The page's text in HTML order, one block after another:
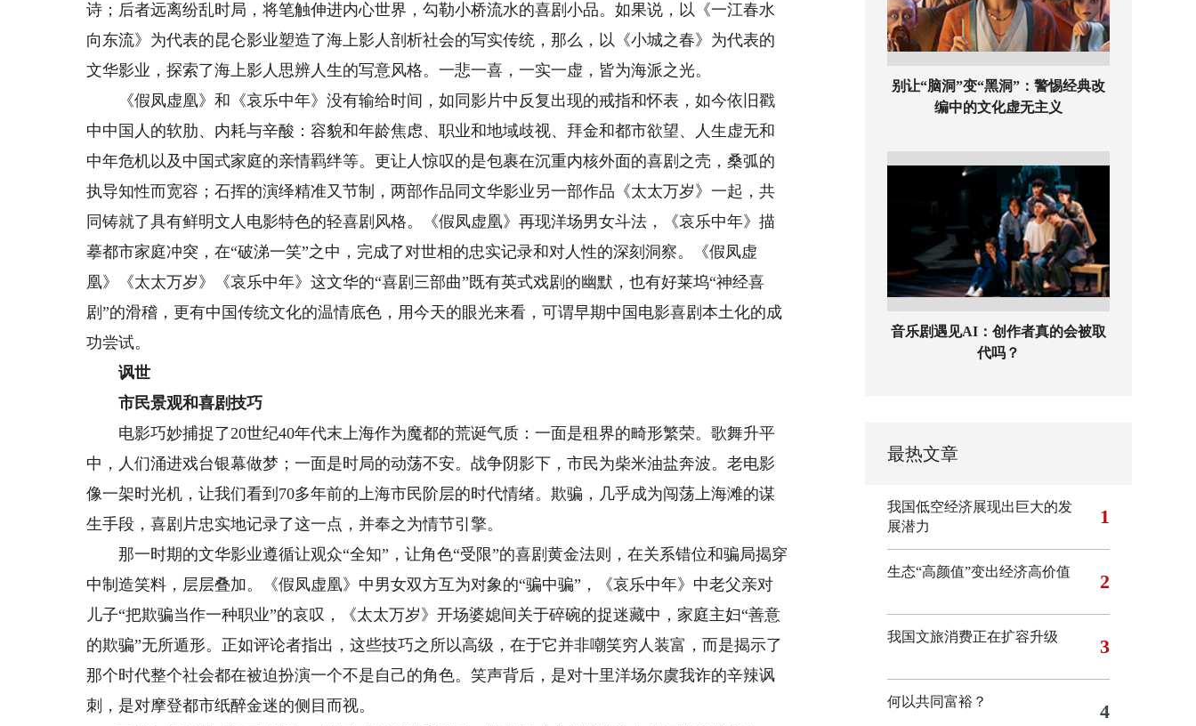
诗；后者远离纷乱时局，将笔触伸进内心世界，勾勒小桥流水的喜剧小品。如果说，以《一江春水
向东流》为代表的昆仑影业塑造了海上影人剖析社会的写实传统，那么，以《小城之春》为代表的
文华影业，探索了海上影人思辨人生的写意风格。一悲一喜，一实一虚，皆为海派之光。
《假凤虚凰》和《哀乐中年》没有输给时间，如同影片中反复出现的戒指和怀表，如今依旧戳
中中国人的软肋、内耗与辛酸：容貌和年龄焦虑、职业和地域歧视、拜金和都市欲望、人生虚无和
中年危机以及中国式家庭的亲情羁绊等。更让人惊叹的是包裹在沉重内核外面的喜剧之壳，桑弧的
执导知性而宽容；石挥的演绎精准又节制，两部作品同文华影业另一部作品《太太万岁》一起，共
同铸就了具有鲜明文人电影特色的轻喜剧风格。《假凤虚凰》再现洋场男女斗法，《哀乐中年》描
摹都市家庭冲突，在“破涕一笑”之中，完成了对世相的忠实记录和对人性的深刻洞察。《假凤虚
凰》《太太万岁》《哀乐中年》这文华的“喜剧三部曲”既有英式戏剧的幽默，也有好莱坞“神经喜
剧”的滑稽，更有中国传统文化的温情底色，用今天的眼光来看，可谓早期中国电影喜剧本土化的成
功尝试。
讽世
市民景观和喜剧技巧
电影巧妙捕捉了20世纪40年代末上海作为魔都的荒诞气质：一面是租界的畸形繁荣。歌舞升平
中，人们涌进戏台银幕做梦；一面是时局的动荡不安。战争阴影下，市民为柴米油盐奔波。老电影
像一架时光机，让我们看到70多年前的上海市民阶层的时代情绪。欺骗，几乎成为闯荡上海滩的谋
生手段，喜剧片忠实地记录了这一点，并奉之为情节引擎。
那一时期的文华影业遵循让观众“全知”，让角色“受限”的喜剧黄金法则，在关系错位和骗局揭穿
中制造笑料，层层叠加。《假凤虚凰》中男女双方互为对象的“骗中骗”，《哀乐中年》中老父亲对
儿子“把欺骗当作一种职业”的哀叹，《太太万岁》开场婆媳间关于碎碗的捉迷藏中，家庭主妇“善意
的欺骗”无所遁形。正如评论者指出，这些技巧之所以高级，在于它并非嘲笑穷人装富，而是揭示了
那个时代整个社会都在被迫扮演一个不是自己的角色。笑声背后，是对十里洋场尔虞我诈的辛辣讽
刺，是对摩登都市纸醉金迷的侧目而视。
别让“脑洞”变“黑洞”：警惕经典改
编中的文化虚无主义
音乐剧遇见AI：创作者真的会被取
代吗？
最热文章
我国低空经济展现出巨大的发
展潜力
1
生态“高颜值”变出经济高价值 2
我国文旅消费正在扩容升级 3
何以共同富裕？ 4